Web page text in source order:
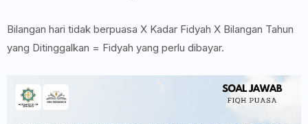
Bilangan hari tidak berpuasa X Kadar Fidyah X Bilangan Tahun
yang Ditinggalkan = Fidyah yang perlu dibayar.